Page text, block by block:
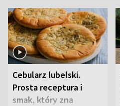
Cebularz lubelski.
Prosta receptura i
smak, który zna